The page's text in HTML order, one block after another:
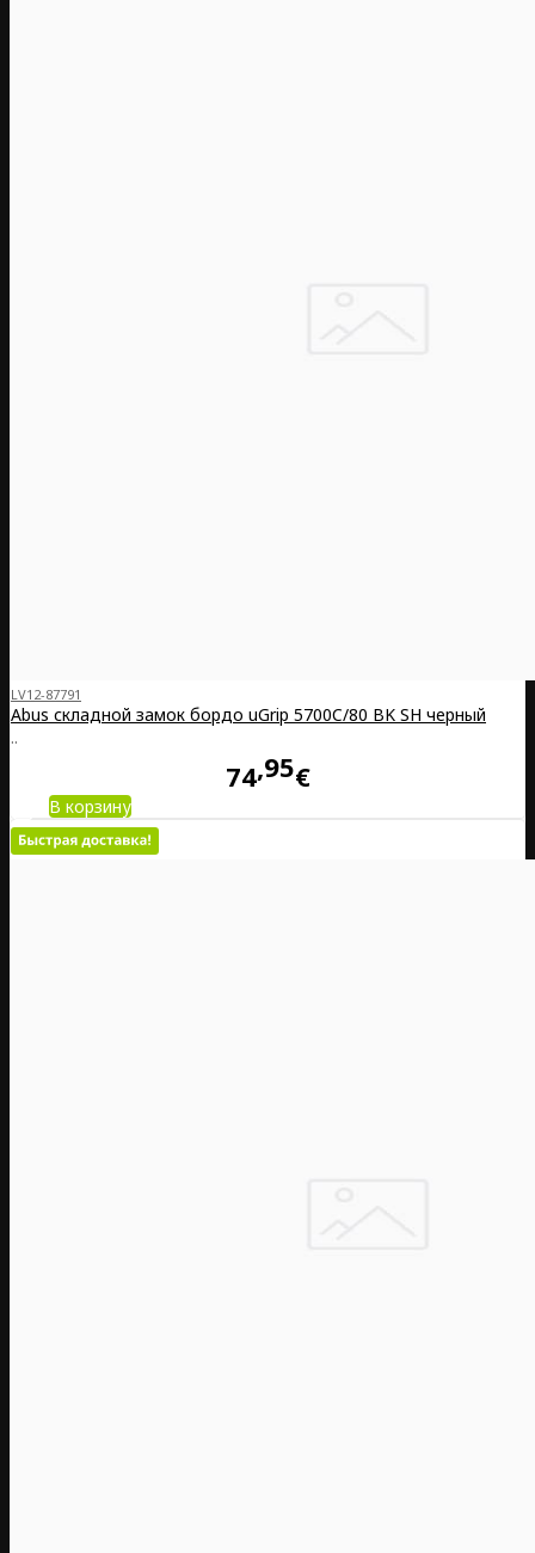
LV12-87791
Abus складной замок бордо uGrip 5700C/80 BK SH черный
..
74 95€
В корзину